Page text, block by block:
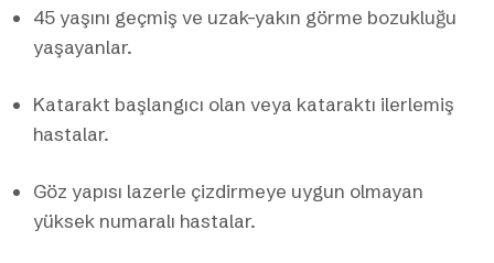
45 yaşını geçmiş ve uzak-yakın görme bozukluğu
yaşayanlar.
Katarakt başlangıcı olan veya kataraktı ilerlemiş
hastalar.
Göz yapısı lazerle çizdirmeye uygun olmayan
yüksek numaralı hastalar.